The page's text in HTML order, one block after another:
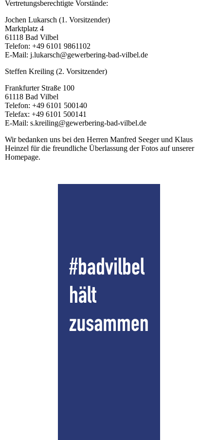
Vertretungsberechtigte Vorstände:
Jochen Lukarsch (1. Vorsitzender)
Marktplatz 4
61118 Bad Vilbel
Telefon: +49 6101 9861102
E-Mail: j.lukarsch@gewerbering-bad-vilbel.de
Steffen Kreiling (2. Vorsitzender)
Frankfurter Straße 100
61118 Bad Vilbel
Telefon: +49 6101 500140
Telefax: +49 6101 500141
E-Mail: s.kreiling@gewerbering-bad-vilbel.de
Wir bedanken uns bei den Herren Manfred Seeger und Klaus
Heinzel für die freundliche Überlassung der Fotos auf unserer
Homepage.